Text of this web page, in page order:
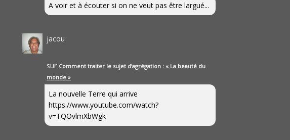
A voir et à écouter si on ne veut pas être largué...
jacou
sur Comment traiter le sujet d’agrégation : « La beauté du
monde »
La nouvelle Terre qui arrive
https://www.youtube.com/watch?
v=TQOvlmXbWgk